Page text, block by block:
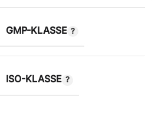
GMP-KLASSE
ISO-KLASSE